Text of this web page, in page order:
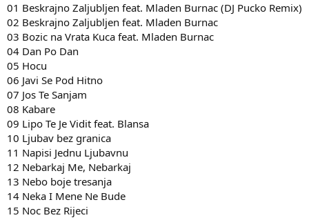
01 Beskrajno Zaljubljen feat. Mladen Burnac (DJ Pucko Remix)
02 Beskrajno Zaljubljen feat. Mladen Burnac
03 Bozic na Vrata Kuca feat. Mladen Burnac
04 Dan Po Dan
05 Hocu
06 Javi Se Pod Hitno
07 Jos Te Sanjam
08 Kabare
09 Lipo Te Je Vidit feat. Blansa
10 Ljubav bez granica
11 Napisi Jednu Ljubavnu
12 Nebarkaj Me, Nebarkaj
13 Nebo boje tresanja
14 Neka I Mene Ne Bude
15 Noc Bez Rijeci